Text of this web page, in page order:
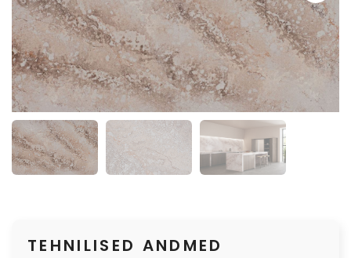
TEHNILISED ANDMED